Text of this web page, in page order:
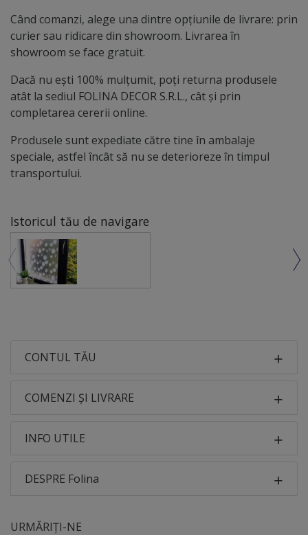
Când comanzi, alege una dintre opțiunile de livrare: prin
curier sau ridicare din showroom. Livrarea în
showroom se face gratuit.
Dacă nu ești 100% mulțumit, poți returna produsele
atât la sediul FOLINA DECOR S.R.L., cât și prin
completarea cererii online.
Produsele sunt expediate către tine în ambalaje
speciale, astfel încât să nu se deterioreze în timpul
transportului.
Istoricul tău de navigare
CONTUL TĂU
COMENZI ȘI LIVRARE
INFO UTILE
DESPRE Folina
URMĂRIȚI-NE